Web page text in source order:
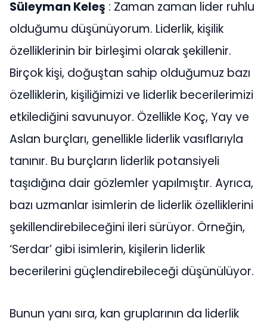
Süleyman Keleş : Zaman zaman lider ruhlu
olduğumu düşünüyorum. Liderlik, kişilik
özelliklerinin bir birleşimi olarak şekillenir.
Birçok kişi, doğuştan sahip olduğumuz bazı
özelliklerin, kişiliğimizi ve liderlik becerilerimizi
etkilediğini savunuyor. Özellikle Koç, Yay ve
Aslan burçları, genellikle liderlik vasıflarıyla
tanınır. Bu burçların liderlik potansiyeli
taşıdığına dair gözlemler yapılmıştır. Ayrıca,
bazı uzmanlar isimlerin de liderlik özelliklerini
şekillendirebileceğini ileri sürüyor. Örneğin,
‘Serdar’ gibi isimlerin, kişilerin liderlik
becerilerini güçlendirebileceği düşünülüyor.
Bunun yanı sıra, kan gruplarının da liderlik